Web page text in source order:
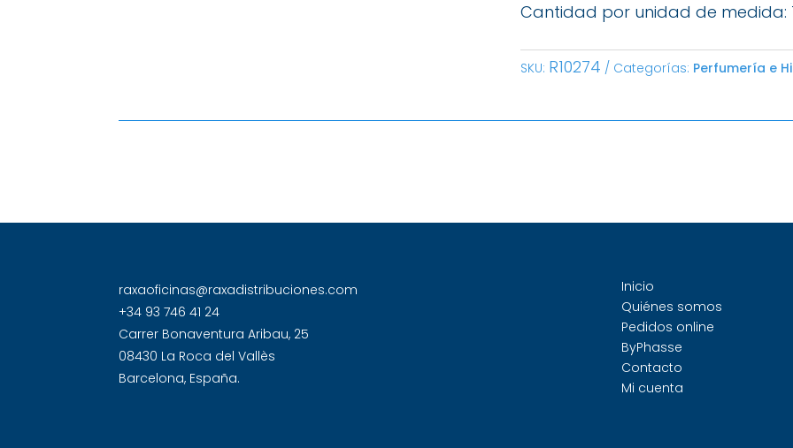
Cantidad por unidad de medida:
SKU: R10274 Categorías: Perfumería e
raxaoficinas@raxadistribuciones.com
+34 93 746 41 24
Carrer Bonaventura Aribau, 25
08430 La Roca del Vallès
Barcelona, España.
Inicio
Quiénes somos
Pedidos online
ByPhasse
Contacto
Mi cuenta